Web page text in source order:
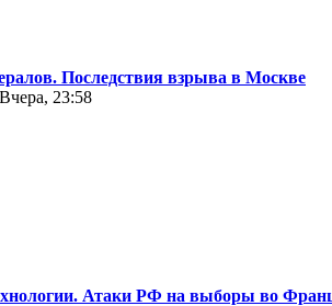
Последствия взрыва в Москве
23:58
Атаки РФ на выборы во